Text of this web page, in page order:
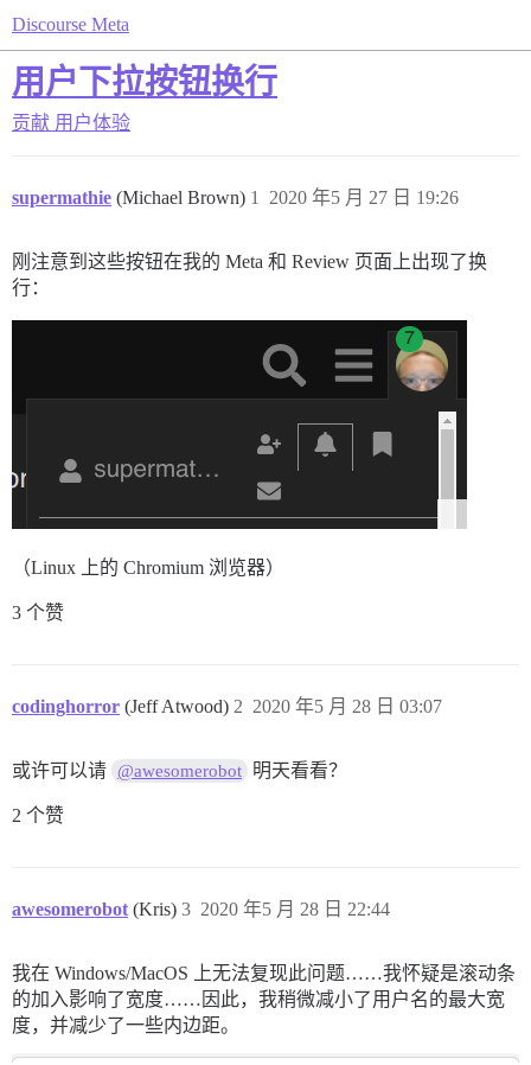
Discourse Meta
用户下拉按钮换行
贡献 用户体验
supermathie (Michael Brown) 2020 年5 月 27 日 19:26
1
刚注意到这些按钮在我的 Meta 和 Review 页面上出现了换
行：
（Linux 上的 Chromium 浏览器）
3 个赞
codinghorror (Jeff Atwood) 2020 年5 月 28 日 03:07
2
或许可以请 @awesomerobot 明天看看？
2 个赞
awesomerobot (Kris) 2020 年5 月 28 日 22:44
3
我在 Windows/MacOS 上无法复现此问题……我怀疑是滚动条
的加入影响了宽度……因此，我稍微减小了用户名的最大宽
度，并减少了一些内边距。